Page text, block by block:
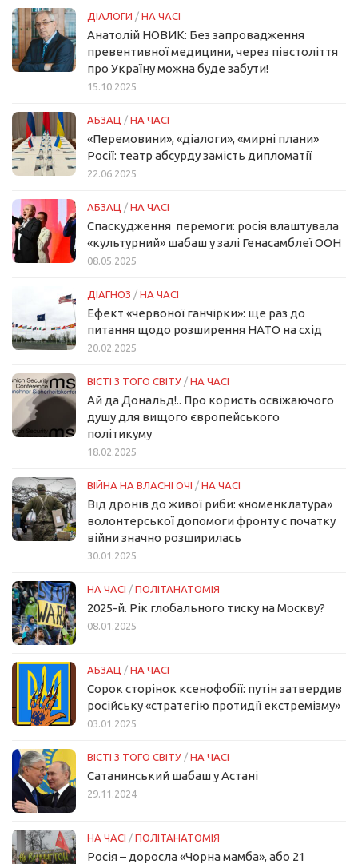
ДІАЛОГИ / НА ЧАСІ
Анатолій НОВИК: Без запровадження
превентивної медицини, через півстоліття
про Україну можна буде забути!
15.10.2025
АБЗАЦ / НА ЧАСІ
«Перемовини», «діалоги», «мирні плани»
Росії: театр абсурду замість дипломатії
22.06.2025
АБЗАЦ / НА ЧАСІ
Спаскудження перемоги: росія влаштувала
«культурний» шабаш у залі Генасамблеї ООН
08.05.2025
ДІАГНОЗ / НА ЧАСІ
Ефект «червоної ганчірки»: ще раз до
питання щодо розширення НАТО на схід
20.02.2025
ВІСТІ З ТОГО СВІТУ / НА ЧАСІ
Ай да Дональд!.. Про користь освіжаючого
душу для вищого європейського
політикуму
18.02.2025
ВІЙНА НА ВЛАСНІ ОЧІ / НА ЧАСІ
Від дронів до живої риби: «номенклатура»
волонтерської допомоги фронту с початку
війни значно розширилась
30.01.2025
НА ЧАСІ / ПОЛІТАНАТОМІЯ
2025-й. Рік глобального тиску на Москву?
08.01.2025
АБЗАЦ / НА ЧАСІ
Сорок сторінок ксенофобії: путін затвердив
російську «стратегію протидії екстремізму»
03.01.2025
ВІСТІ З ТОГО СВІТУ / НА ЧАСІ
Сатанинський шабаш у Астані
29.11.2024
НА ЧАСІ / ПОЛІТАНАТОМІЯ
Росія – доросла «Чорна мамба», або 21